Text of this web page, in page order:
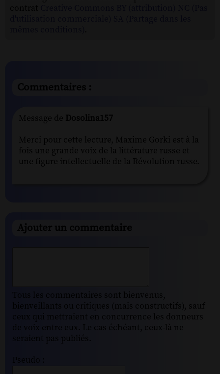
Commentaires :
Message de Dosolina157
Merci pour cette lecture, Maxime Gorki est à la
fois une grande voix de la littérature russe et
une figure intellectuelle de la Révolution russe.
Ajouter un commentaire
Tous les commentaires sont bienvenus,
bienveillants ou critiques (mais constructifs), sauf
ceux qui mettraient en concurrence les donneurs
de voix entre eux. Le cas échéant, ceux-là ne
seraient pas publiés.
Pseudo :